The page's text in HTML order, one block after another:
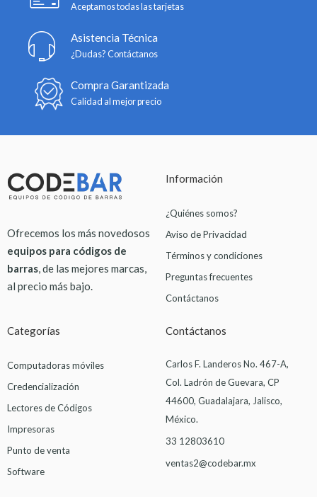
Aceptamos todas las tarjetas
Asistencia Técnica
¿Dudas? Contáctanos
Compra Garantizada
Calidad al mejor precio
Ofrecemos los más novedosos
equipos para códigos de
barras, de las mejores marcas,
al precio más bajo.
Información
¿Quiénes somos?
Aviso de Privacidad
Términos y condiciones
Preguntas frecuentes
Contáctanos
Categorías
Computadoras móviles
Credencialización
Lectores de Códigos
Impresoras
Punto de venta
Software
Contáctanos
Carlos F. Landeros No. 467-A,
Col. Ladrón de Guevara, CP
44600, Guadalajara, Jalisco,
México.
33 12803610
ventas2@codebar.mx